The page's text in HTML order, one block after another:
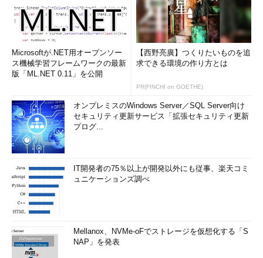
理事／情報規格調査会 SC7 WG21（ISO/IEC19770） エキスパ
ート／（財）日本情報経済社会推進協会 IT資産管理評価検討
委員会 委員長
株式会社クロスビート
一般社団法人 ソフトウェア資産管理評価認定協会（SAMAC）
一般財団法人 日本情報経済社会推進協会（JIPDEC）
本連載に関するご意見・ご質問を、ぜひ記事下の
ご質問・ご意見に対する回答や、記事そのものの訂正も含め
て、この連載の中で取り上げていきたいと思います。
Microsoftが.NET用オープンソー
ス機械学習フレームワークの最新
版「ML.NET 0.11」を公開
【西野亮廣】つくりたいものを追
求できる環境の作り方とは
PR(FINCHI on GOETHE)
オンプレミスのWindows Server／SQL Server向け
セキュリティ更新サービス「拡張セキュリティ更新
プログ...
IT開発者の75％以上が開発以外にも従事、楽天コミ
ュニケーションズ調べ
Mellanox、NVMe-oFでストレージを仮想化する「S
NAP」を発表